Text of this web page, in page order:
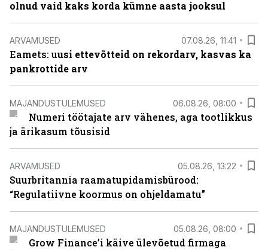
olnud vaid kaks korda kümne aasta jooksul
ARVAMUSED 07.08.26, 11:41
Eamets: uusi ettevõtteid on rekordarv, kasvas ka
pankrottide arv
MAJANDUSTULEMUSED 06.08.26, 08:00
Numeri töötajate arv vähenes, aga tootlikkus
ja ärikasum tõusisid
ARVAMUSED 05.08.26, 13:22
Suurbritannia raamatupidamisbürood:
“Regulatiivne koormus on ohjeldamatu”
MAJANDUSTULEMUSED 05.08.26, 08:00
Grow Finance’i käive ülevõetud firmaga